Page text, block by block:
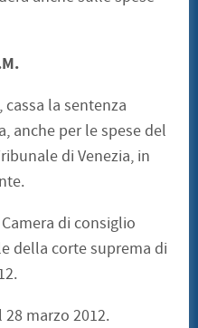
la sentenza
anche per le spese del
di Venezia, in
di consiglio
della corte suprema di
marzo 2012.